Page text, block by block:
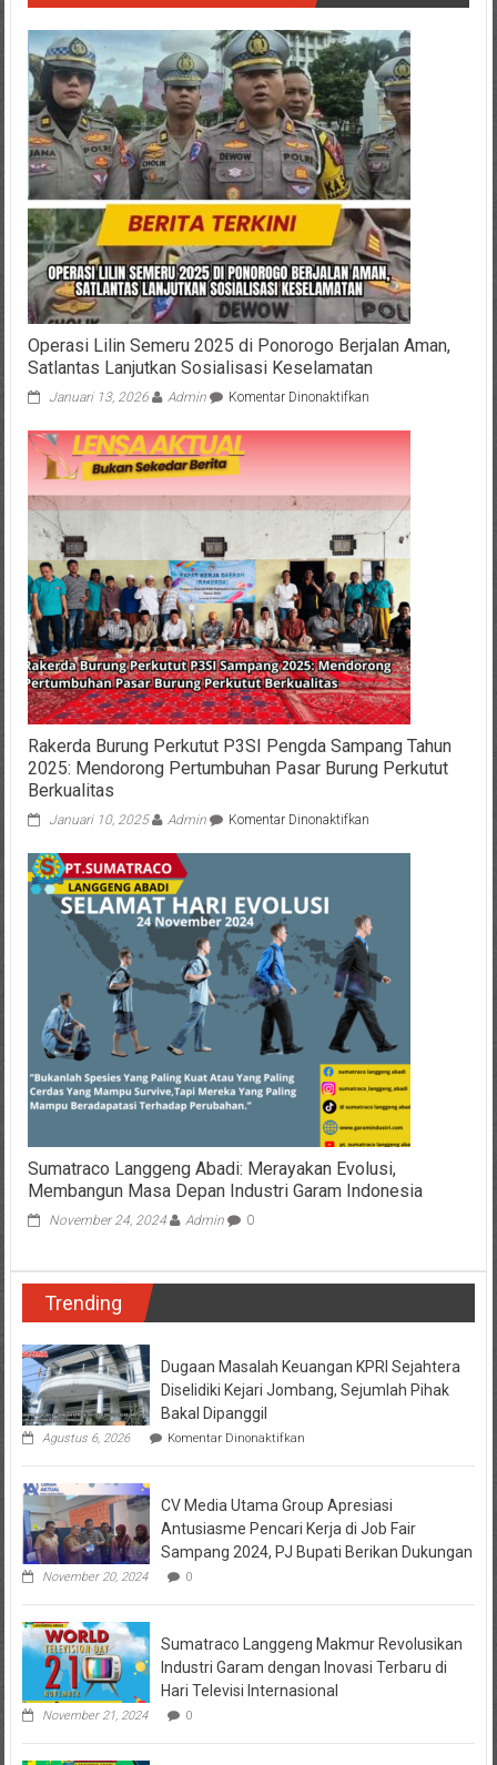
Operasi Lilin Semeru 2025 di Ponorogo Berjalan Aman,
Satlantas Lanjutkan Sosialisasi Keselamatan
Januari 13, 2026 Admin Komentar Dinonaktifkanpada
Lilin
di
Ponorogo
Berjalan
Aman,
Satlantas
Lanjutkan
Sosialisasi
Keselamatan
Rakerda Burung Perkutut P3SI Pengda Sampang Tahun
2025: Mendorong Pertumbuhan Pasar Burung Perkutut
Berkualitas
Januari 10, 2025 Admin Komentar Dinonaktifkanpada
Burung
Pengda
Sampang
Tahun
2025:
Mendorong
Pertumbuhan
Pasar
Burung
Perkutut
Berkualitas
Sumatraco Langgeng Abadi: Merayakan Evolusi,
Membangun Masa Depan Industri Garam Indonesia
November 24, 2024 Admin 0
Trending
Dugaan Masalah Keuangan KPRI Sejahtera
Diselidiki Kejari Jombang, Sejumlah Pihak
Bakal Dipanggil
Agustus 6, 2026 Komentar Dinonaktifkanpada
Masalah
KPRI
Sejahtera
Diselidiki
Kejari
Pihak
Dipanggil
CV Media Utama Group Apresiasi
Antusiasme Pencari Kerja di Job Fair
Sampang 2024, PJ Bupati Berikan Dukungan
November 20, 2024 0
Sumatraco Langgeng Makmur Revolusikan
Industri Garam dengan Inovasi Terbaru di
Hari Televisi Internasional
November 21, 2024 0